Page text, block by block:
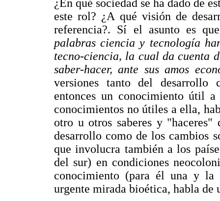
¿En qué sociedad se ha dado de
este rol? ¿A qué visión de
referencia?. Sí el asunto es
palabras ciencia y tecnología
tecno-ciencia, la cual da cuenta
saber-hacer,ante sus amos
versiones tanto del desarrollo
entonces un conocimiento útil
conocimientos no útiles a ella,
otro u otros saberes y
desarrollo como de los cambios
que involucra también a los
del sur) en condiciones
conocimiento (para él una y la
urgente mirada bioética, habla de